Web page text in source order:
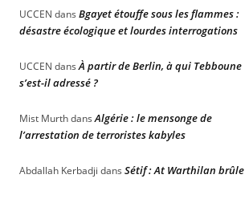
UCCEN dans Bgayet étouffe sous les flammes :
désastre écologique et lourdes interrogations
UCCEN dansÀ partir de Berlin, à qui Tebboune
s’est-il adressé ?
Mist MurthdansAlgérie : le mensonge de
l’arrestation de terroristes kabyles
Abdallah Kerbadji dans Sétif : At Warthilan brûle